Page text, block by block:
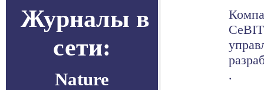
Журналы в
сети:
Nature
.